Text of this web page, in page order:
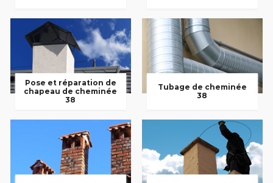
Pose et réparation de
chapeau de cheminée
38
Tubage de cheminée
38